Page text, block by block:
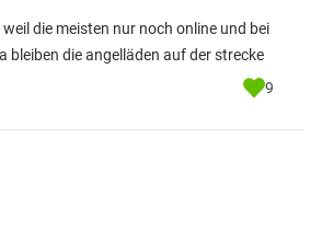
die meisten nur noch online und bei
bleiben die angelläden auf der strecke
9